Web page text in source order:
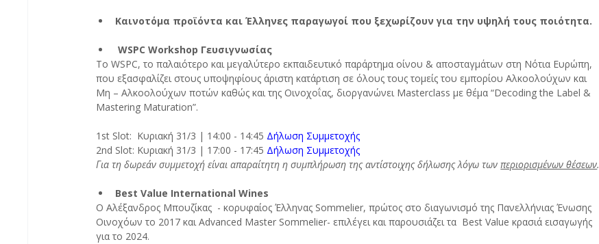
Καινοτόμα προϊόντα και Έλληνες παραγωγοί που ξεχωρίζουν για την υψηλή τους ποιότητα.
WSPC Workshop Γευσιγνωσίας
Το WSPC, το παλαιότερο και μεγαλύτερο εκπαιδευτικό παράρτημα οίνου & αποσταγμάτων στη Νότια Ευρώπη,
που εξασφαλίζει στους υποψηφίους άριστη κατάρτιση σε όλους τους τομείς του εμπορίου Αλκοολούχων και
Μη – Αλκοολούχων ποτών καθώς και της Οινοχοΐας, διοργανώνει Masterclass με θέμα “Decoding the Label &
Mastering Maturation”.
1st Slot:  Κυριακή 31/3 | 14:00 - 14:45 Δήλωση Συμμετοχής
2nd Slot: Κυριακή 31/3 | 17:00 - 17:45 Δήλωση Συμμετοχής
Για τη δωρεάν συμμετοχή είναι απαραίτητη η συμπλήρωση της αντίστοιχης δήλωσης λόγω των περιορισμένων θέσεων.
Best Value International Wines
Ο Αλέξανδρος Μπουζίκας  - κορυφαίος Έλληνας Sommelier, πρώτος στο διαγωνισμό της Πανελλήνιας Ένωσης
Οινοχόων το 2017 και Advanced Master Sommelier- επιλέγει και παρουσιάζει τα  Best Value κρασιά εισαγωγής
για το 2024.